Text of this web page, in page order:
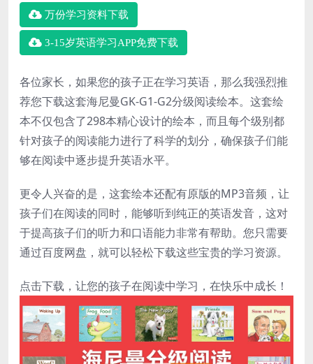
万份学习资料下载
3-15岁英语学习APP免费下载
各位家长，如果您的孩子正在学习英语，那么我强烈推
荐您下载这套海尼曼GK-G1-G2分级阅读绘本。这套绘
本不仅包含了298本精心设计的绘本，而且每个级别都
针对孩子的阅读能力进行了科学的划分，确保孩子们能
够在阅读中逐步提升英语水平。
更令人兴奋的是，这套绘本还配有原版的MP3音频，让
孩子们在阅读的同时，能够听到纯正的英语发音，这对
于提高孩子们的听力和口语能力非常有帮助。您只需要
通过百度网盘，就可以轻松下载这些宝贵的学习资源。
点击下载，让您的孩子在阅读中学习，在快乐中成长！